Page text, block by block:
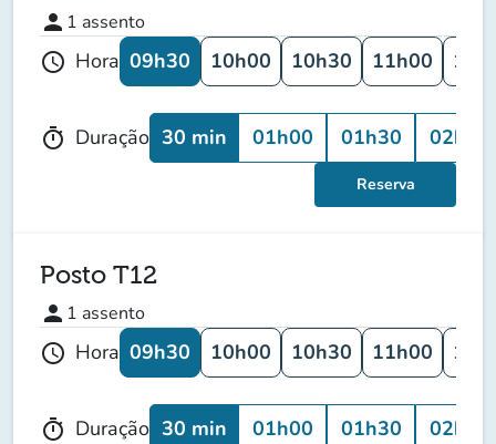
person 1 assento
schedule Hora 09h30 10h00 10h30 11h00
timer Duração 30 min 01h00 01h30 02h00
Reserva
Posto T12
person 1 assento
schedule Hora 09h30 10h00 10h30 11h00
timer Duração 30 min 01h00 01h30 02h00